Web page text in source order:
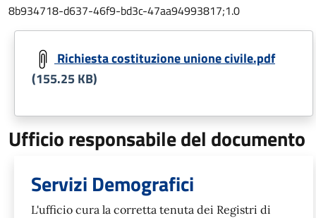
8b934718-d637-46f9-bd3c-47aa94993817;1.0
Richiesta costituzione unione civile.pdf
(155.25 KB)
Ufficio responsabile del documento
Servizi Demografici
L'ufficio cura la corretta tenuta dei Registri di